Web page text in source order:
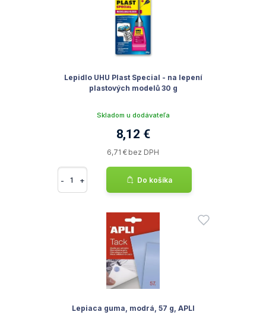
Lepidlo UHU Plast Special - na lepení
plastových modelů 30 g
Skladom u dodávateľa
8,12 €
6,71 € bez DPH
- + Do košíka
Lepiaca guma, modrá, 57 g, APLI